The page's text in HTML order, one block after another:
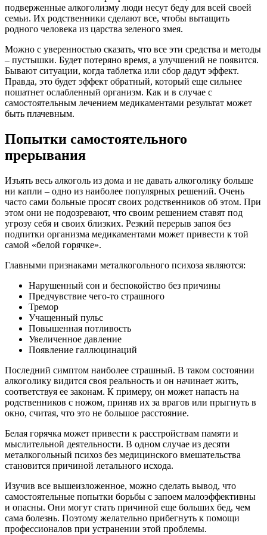
подверженные алкоголизму люди несут беду для всей своей
семьи. Их родственники сделают все, чтобы вытащить
родного человека из царства зеленого змея.
Можно с уверенностью сказать, что все эти средства и методы
– пустышки. Будет потеряно время, а улучшений не появится.
Бывают ситуации, когда таблетка или сбор дадут эффект.
Правда, это будет эффект обратный, который еще сильнее
пошатнет ослабленный организм. Как и в случае с
самостоятельным лечением медикаментами результат может
быть плачевным.
Попытки самостоятельного
прерывания
Изъять весь алкоголь из дома и не давать алкоголику больше
ни капли – одно из наиболее популярных решений. Очень
часто сами больные просят своих родственников об этом. При
этом они не подозревают, что своим решением ставят под
угрозу себя и своих близких. Резкий перерыв запоя без
подпитки организма медикаментами может привести к той
самой «белой горячке».
Главными признаками металкогольного психоза являются:
Нарушенный сон и беспокойство без причины
Предчувствие чего-то страшного
Тремор
Учащенный пульс
Повышенная потливость
Увеличенное давление
Появление галлюцинаций
Последний симптом наиболее страшный. В таком состоянии
алкоголику видится своя реальность и он начинает жить,
соответствуя ее законам. К примеру, он может напасть на
родственников с ножом, приняв их за врагов или прыгнуть в
окно, считая, что это не большое расстояние.
Белая горячка может привести к расстройствам памяти и
мыслительной деятельности. В одном случае из десяти
металкогольный психоз без медицинского вмешательства
становится причиной летального исхода.
Изучив все вышеизложенное, можно сделать вывод, что
самостоятельные попытки борьбы с запоем малоэффективны
и опасны. Они могут стать причиной еще больших бед, чем
сама болезнь. Поэтому желательно прибегнуть к помощи
профессионалов при устранении этой проблемы.